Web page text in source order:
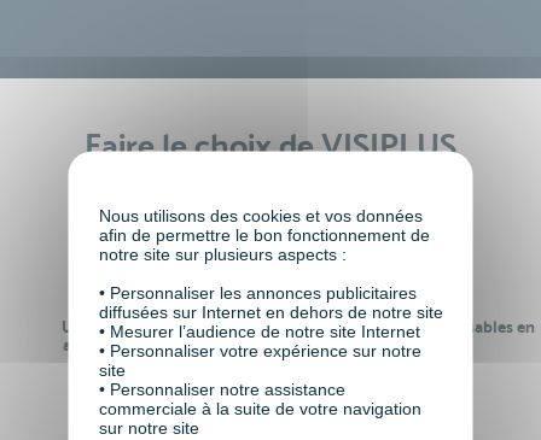
Faire le choix de VISIPLUS
Un réseau de 22 000
anciens participants
100% des formations réalisables en
digital learning
Nous utilisons des cookies et vos données
afin de permettre le bon fonctionnement de
notre site sur plusieurs aspects :
• Personnaliser les annonces publicitaires
diffusées sur Internet en dehors de notre site
• Mesurer l’audience de notre site Internet
• Personnaliser votre expérience sur notre
site
• Personnaliser notre assistance
commerciale à la suite de votre navigation
sur notre site